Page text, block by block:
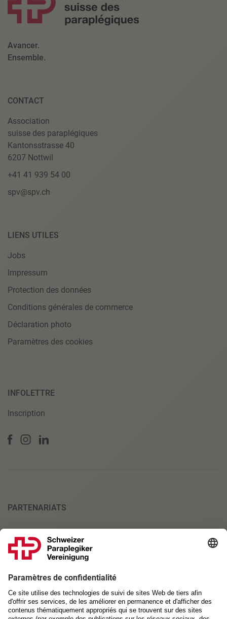
Avancer.
Ensemble.
CONTACT
Association
suisse des paraplégiques
Kantonsstrasse 40
6207 Nottwil
+41 41 939 54 00
spv@spv.ch
LIENS UTILES
Jobs
Impressum
Protection des données
Conditions générales de commerce
Déclaration photo
Paramètres des cookies
INFOLETTRE
Inscription
PARTENARIATS